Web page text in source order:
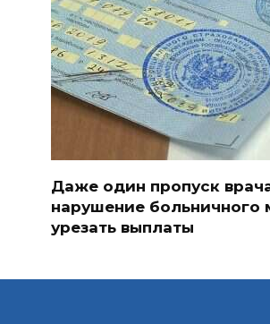
Даже один пропуск
нарушение больничного
урезать выплаты